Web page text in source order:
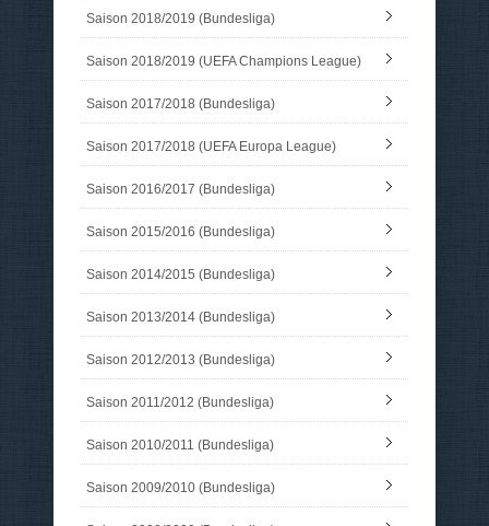
Saison 2018/2019 (Bundesliga)
Saison 2018/2019 (UEFA Champions League)
Saison 2017/2018 (Bundesliga)
Saison 2017/2018 (UEFA Europa League)
Saison 2016/2017 (Bundesliga)
Saison 2015/2016 (Bundesliga)
Saison 2014/2015 (Bundesliga)
Saison 2013/2014 (Bundesliga)
Saison 2012/2013 (Bundesliga)
Saison 2011/2012 (Bundesliga)
Saison 2010/2011 (Bundesliga)
Saison 2009/2010 (Bundesliga)